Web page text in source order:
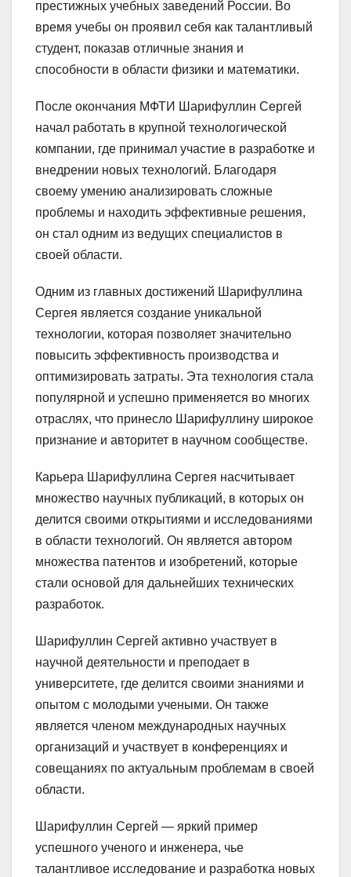
престижных учебных заведений России. Во
время учебы он проявил себя как талантливый
студент, показав отличные знания и
способности в области физики и математики.
После окончания МФТИ Шарифуллин Сергей
начал работать в крупной технологической
компании, где принимал участие в разработке и
внедрении новых технологий. Благодаря
своему умению анализировать сложные
проблемы и находить эффективные решения,
он стал одним из ведущих специалистов в
своей области.
Одним из главных достижений Шарифуллина
Сергея является создание уникальной
технологии, которая позволяет значительно
повысить эффективность производства и
оптимизировать затраты. Эта технология стала
популярной и успешно применяется во многих
отраслях, что принесло Шарифуллину широкое
признание и авторитет в научном сообществе.
Карьера Шарифуллина Сергея насчитывает
множество научных публикаций, в которых он
делится своими открытиями и исследованиями
в области технологий. Он является автором
множества патентов и изобретений, которые
стали основой для дальнейших технических
разработок.
Шарифуллин Сергей активно участвует в
научной деятельности и преподает в
университете, где делится своими знаниями и
опытом с молодыми учеными. Он также
является членом международных научных
организаций и участвует в конференциях и
совещаниях по актуальным проблемам в своей
области.
Шарифуллин Сергей — яркий пример
успешного ученого и инженера, чье
талантливое исследование и разработка новых